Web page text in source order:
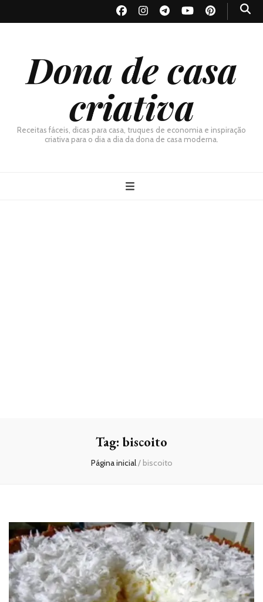
Dona de casa
criativa
Receitas fáceis, dicas para casa, truques de economia e inspiração
criativa para o dia a dia da dona de casa moderna.
Tag: biscoito
Página inicial/ biscoito